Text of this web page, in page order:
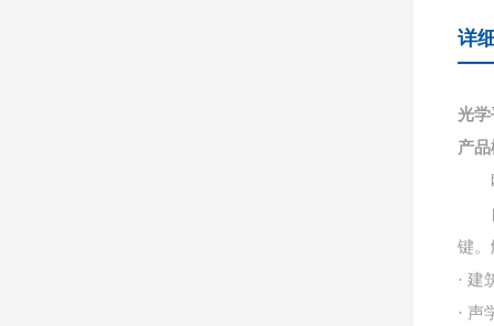
详
光
产
键
· 建
· 声